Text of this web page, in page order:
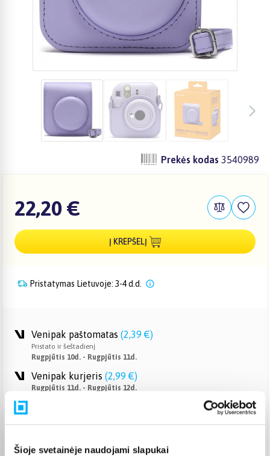
Šioje svetainėje naudojami slapukai
Prekės kodas 3540989
22,20 €
Į KREPŠELĮ
Pristatymas Lietuvoje: 3-4 d.d.
Venipak paštomatas (2,39 €)
Pristato ir šeštadienį
Rugpjūtis 10d. - Rugpjūtis 11d.
Venipak kurjeris (2,99 €)
Rugpjūtis 11d. - Rugpjūtis 12d.
Smartposti paštomatas (2,39 €)